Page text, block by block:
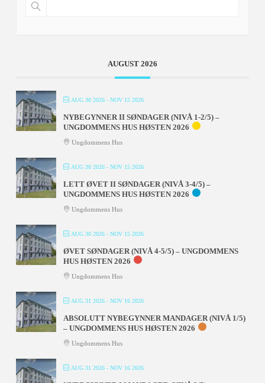
AUGUST 2026
AUG 30 2026- NOV 15 2026
NYBEGYNNER II SØNDAGER (NIVÅ 1-2/5) –
UNGDOMMENS HUS HØSTEN 2026
Ungdommens Hus
AUG 30 2026- NOV 15 2026
LETT ØVET II SØNDAGER (NIVÅ 3-4/5) –
UNGDOMMENS HUS HØSTEN 2026
Ungdommens Hus
AUG 30 2026- NOV 15 2026
ØVET SØNDAGER (NIVÅ 4-5/5) – UNGDOMMENS
HUS HØSTEN 2026
Ungdommens Hus
AUG 31 2026- NOV 16 2026
ABSOLUTT NYBEGYNNER MANDAGER (NIVÅ 1/5)
– UNGDOMMENS HUS HØSTEN 2026
Ungdommens Hus
AUG 31 2026- NOV 16 2026